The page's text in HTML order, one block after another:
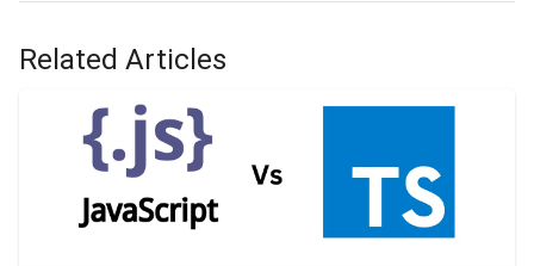
Related Articles